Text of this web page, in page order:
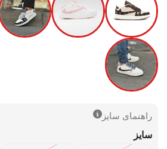
راهنمای سایز
سایز